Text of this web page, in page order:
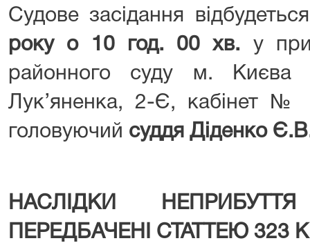
Судове засідання
року о 10 год. 00 хв. у
районного суду м.
Лук’яненка, 2-Є, кабінет №
головуючий суддя Діденко
НАСЛІДКИ
ПЕРЕДБАЧЕНІ СТАТТЕЮ 323